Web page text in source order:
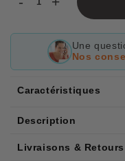
Une
Nos
Caractéristiques
Description
Livraisons & Retours